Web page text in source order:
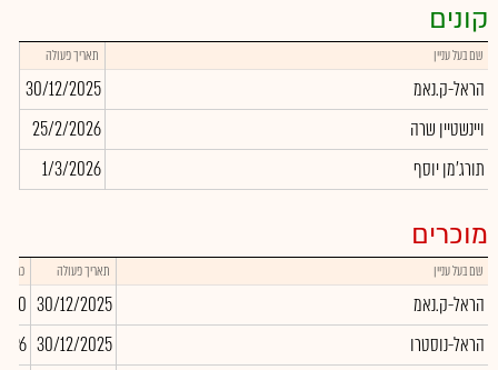
קונים
שם בעל עניין תאריך פעולה
הראל-ק.נאמ 30/12/2025
ויינשטיין שרה
25/2/2026
תורג'מן יוסף
1/3/2026
מוכרים
שם בעל עניין תאריך פעולה כמות
הראל-ק.נאמ 30/12/2025
הראל-נוסטרו
30/12/2025
-96